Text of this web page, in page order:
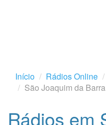
Início Rádios Online
São Joaquim da Barra
Rádios em